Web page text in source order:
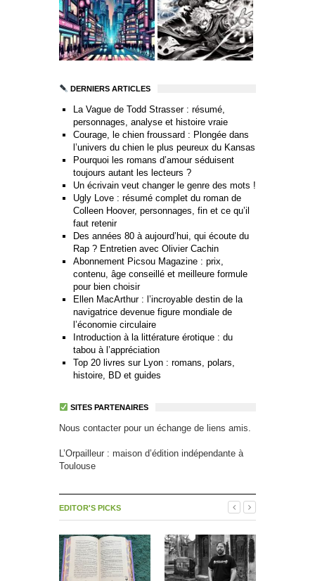
DERNIERS ARTICLES
La Vague de Todd Strasser : résumé,
personnages, analyse et histoire vraie
Courage, le chien froussard : Plongée dans
l’univers du chien le plus peureux du Kansas
Pourquoi les romans d’amour séduisent
toujours autant les lecteurs ?
Un écrivain veut changer le genre des mots !
Ugly Love : résumé complet du roman de
Colleen Hoover, personnages, fin et ce qu’il
faut retenir
Des années 80 à aujourd’hui, qui écoute du
Rap ? Entretien avec Olivier Cachin
Abonnement Picsou Magazine : prix,
contenu, âge conseillé et meilleure formule
pour bien choisir
Ellen MacArthur : l’incroyable destin de la
navigatrice devenue figure mondiale de
l’économie circulaire
Introduction à la littérature érotique : du
tabou à l’appréciation
Top 20 livres sur Lyon : romans, polars,
histoire, BD et guides
SITES PARTENAIRES
Nous contacter pour un échange de liens amis.
L’Orpailleur : maison d’édition indépendante à
Toulouse
EDITOR'S PICKS